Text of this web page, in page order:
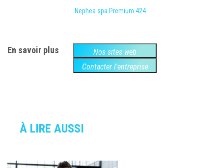
Nephea spa Premium 424
En savoir plus
Nos sites web
Contacter l'entreprise
À LIRE AUSSI